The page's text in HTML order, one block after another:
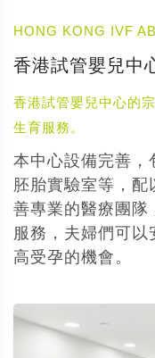
HONG KONG IVF
香港試管嬰兒中
香港試管嬰兒中心的
生育服務。
本中心設備完善，
胚胎實驗室等，配
善專業的醫療團隊
服務，夫婦們可
高受孕的機會。